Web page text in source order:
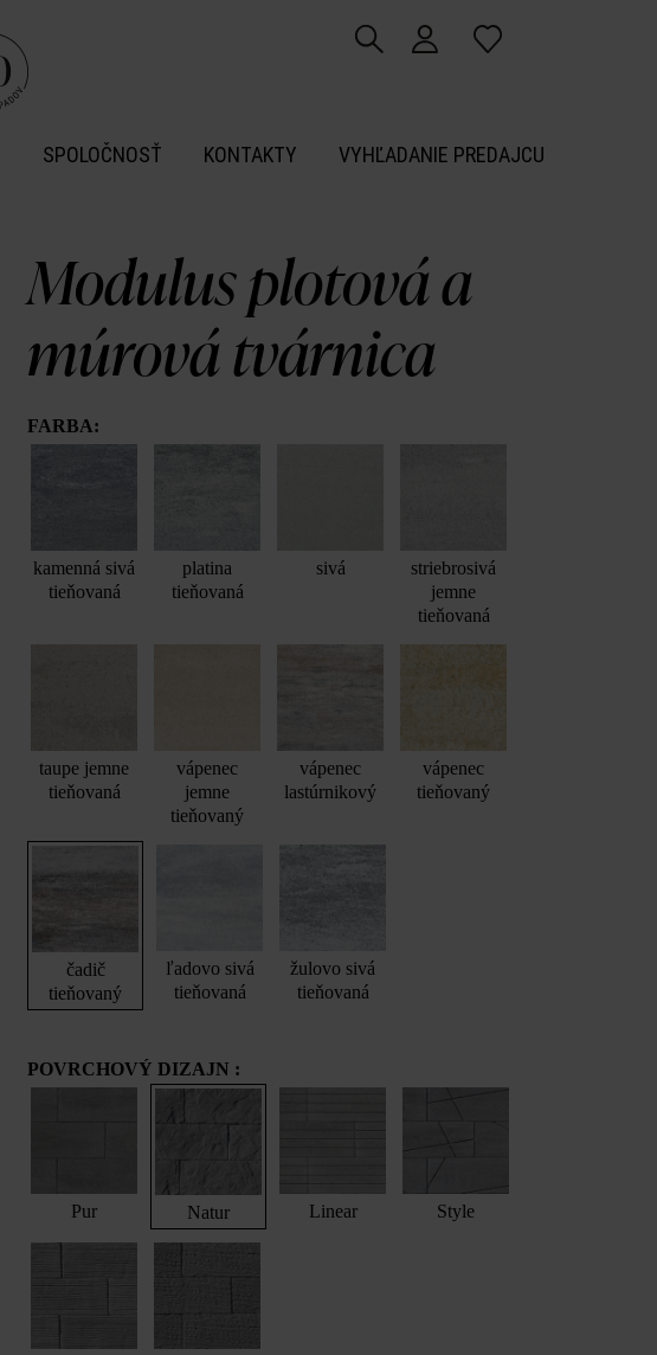
SPOLOČNOSŤ KONTAKTY VYHĽADANIE PREDAJCU
Modulus plotová a
múrová tvárnica
FARBA:
kamenná sivá
tieňovaná
platina
tieňovaná
sivá
striebrosivá
jemne
tieňovaná
taupe jemne
tieňovaná
vápenec
jemne
tieňovaný
vápenec
lastúrnikový
vápenec
tieňovaný
čadič
tieňovaný
ľadovo sivá
tieňovaná
žulovo sivá
tieňovaná
POVRCHOVÝ DIZAJN :
Pur Natur Linear Style